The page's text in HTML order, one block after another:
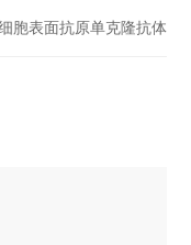
胞表面抗原单克隆抗体